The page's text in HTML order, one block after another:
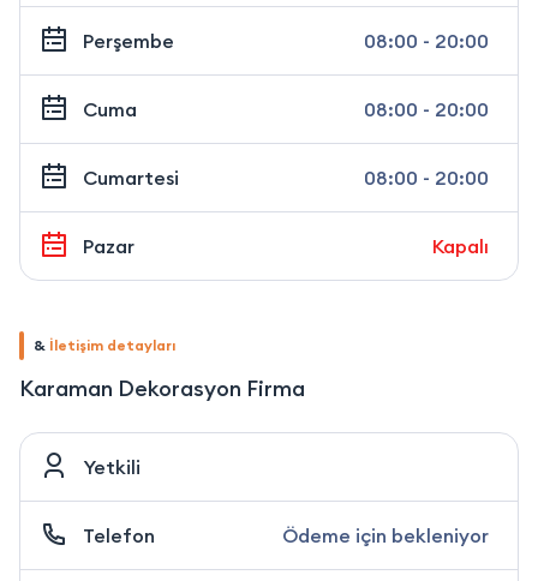
Perşembe 08:00 - 20:00
Cuma 08:00 - 20:00
Cumartesi 08:00 - 20:00
Pazar Kapalı
& İletişim detayları
Karaman Dekorasyon Firma
Yetkili
Telefon Ödeme için bekleniyor